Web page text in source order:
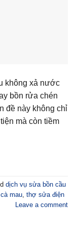
không xả nước
bồn rửa chén
đề này không chỉ
mà còn tiềm
dịch vụ sửa bồn cầu
mau thợ sửa điện
Leave a comment